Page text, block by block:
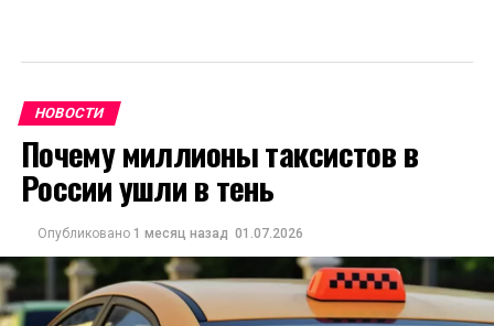
НОВОСТИ
Почему миллионы таксистов в
России ушли в тень
Опубликовано 1 месяц назад 01.07.2026